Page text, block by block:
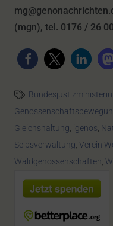
(mgn), tel. 0176 / 26
Gleichshaltung, igenos,
Selbsverwaltung, Verein
Waldgenossenschaften,